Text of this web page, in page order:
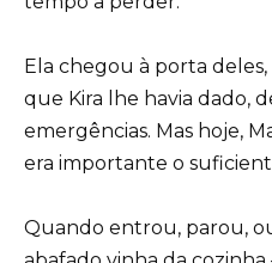
Ela chegou à porta
que Kira lhe havia dado,
emergências. Mas hoje,
era importante o
Quando entrou, parou,